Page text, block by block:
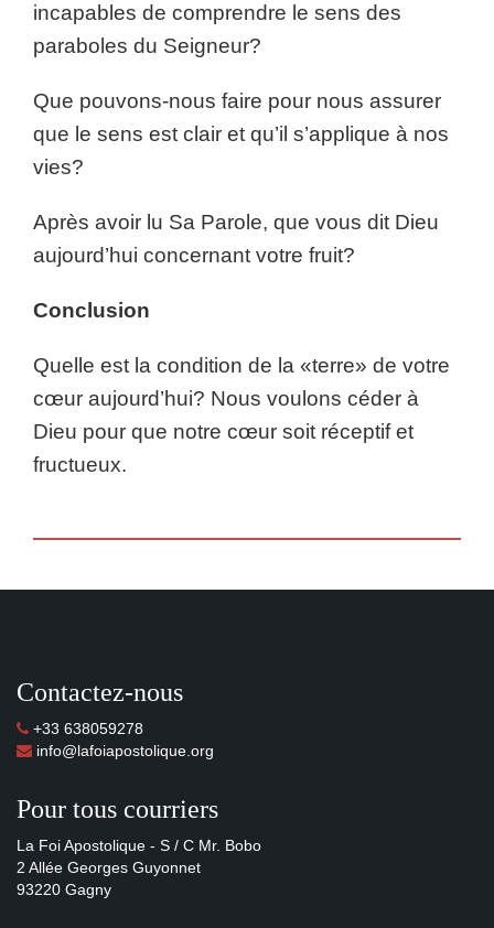
incapables de comprendre le sens des
paraboles du Seigneur?
Que pouvons-nous faire pour nous assurer
que le sens est clair et qu’il s’applique à nos
vies?
Après avoir lu Sa Parole, que vous dit Dieu
aujourd’hui concernant votre fruit?
Conclusion
Quelle est la condition de la «terre» de votre
cœur aujourd’hui? Nous voulons céder à
Dieu pour que notre cœur soit réceptif et
fructueux.
Contactez-nous
+33 638059278
info@lafoiapostolique.org
Pour tous courriers
La Foi Apostolique - S / C Mr. Bobo
2 Allée Georges Guyonnet
93220 Gagny